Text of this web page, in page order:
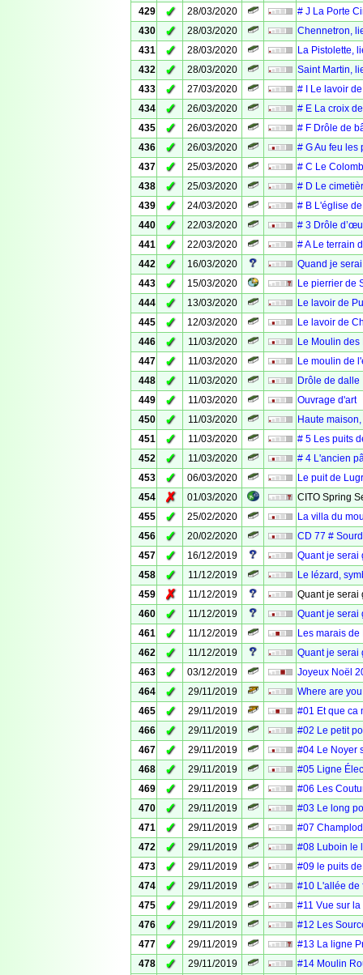
429 ✓ 28/03/2020
# J La Porte
430
✓ 28/03/2020
Chennetron,
431
✓ 28/03/2020
La Pistolette,
432
✓ 28/03/2020
Saint Martin,
433
✓ 27/03/2020
# I Le lavoir
434
✓ 26/03/2020
# E La croix
435
✓ 26/03/2020
# F Drôle de
436
✓ 26/03/2020
# G Au feu les
437
✓ 25/03/2020
# C Le
438
✓ 25/03/2020
# D Le
439
✓ 24/03/2020
# B L'église
440
✓ 22/03/2020
# 3 Drôle
441
✓ 22/03/2020
# A Le terrain
442
✓ 16/03/2020
Quand je
443
✓ 15/03/2020
Le pierrier de
444
✓ 13/03/2020
Le lavoir de
445
✓ 12/03/2020
Le lavoir de
446
✓ 11/03/2020
Le Moulin
447
✓ 11/03/2020
Le moulin de
448
✓ 11/03/2020
Drôle de dalle
449
✓ 11/03/2020
Ouvrage d'art
450
✓ 11/03/2020
Haute
451
✓ 11/03/2020
# 5 Les puits
452
✓ 11/03/2020
# 4 L'ancien
453
✓ 06/03/2020
Le puit de
454
✗ 01/03/2020
CITO Spring
455
✓ 25/02/2020
La villa du
456
✓ 20/02/2020
CD 77 #
457
✓ 16/12/2019
Quant je serai
458
✓ 11/12/2019
Le lézard,
459
✗ 11/12/2019
Quant je serai
460
✓ 11/12/2019
Quant je serai
461
✓ 11/12/2019
Les marais de
462
✓ 11/12/2019
Quant je serai
463
✓ 03/12/2019
Joyeux Noël
464
✓ 29/11/2019
Where are
465
✓ 29/11/2019
#01 Et que ca
466
✓ 29/11/2019
#02 Le petit
467
✓ 29/11/2019
#04 Le Noyer
468
✓ 29/11/2019
#05 Ligne
469
✓ 29/11/2019
#06 Les
470
✓ 29/11/2019
#03 Le long
471
✓ 29/11/2019
#07
472
✓ 29/11/2019
#08 Luboin le
473
✓ 29/11/2019
#09 le puits
474
✓ 29/11/2019
#10 L'allée de
475
✓ 29/11/2019
#11 Vue sur
476
✓ 29/11/2019
#12 Les
477
✓ 29/11/2019
#13 La ligne
478
✓ 29/11/2019
#14 Moulin